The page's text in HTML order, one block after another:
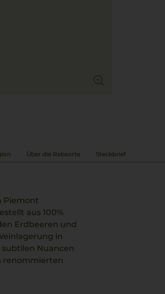
Über die Rebsorte Steckbrief
Piemont
aus 100%
Erdbeeren und
in
Nuancen
renommierten
elegante Struktur